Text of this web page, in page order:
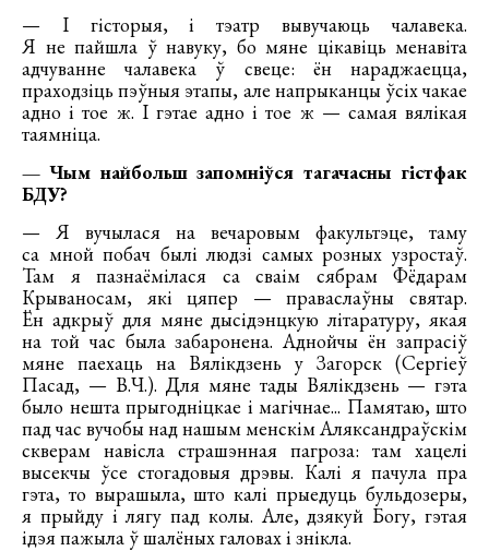
— І гісторыя, і тэатр вывучаюць чалавека.
Я не пайшла ў навуку, бо мяне цікавіць менавіта
адчуванне чалавека ў свеце: ён нараджаецца,
праходзіць пэўныя этапы, але напрыканцы ўсіх чакае
адно і тое ж. І гэтае адно і тое ж — самая вялікая
таямніца.
— Чым найбольш запомніўся тагачасны гістфак
БДУ?
— Я вучылася на вечаровым факультэце, таму
са мной побач былі людзі самых розных узростаў.
Там я пазнаёмілася са сваім сябрам Фёдарам
Крываносам, які цяпер — праваслаўны святар.
Ён адкрыў для мяне дысідэнцкую літаратуру, якая
на той час была забаронена. Аднойчы ён запрасіў
мяне паехаць на Вялікдзень у Загорск (Сергіеў
Пасад, — В.Ч.). Для мяне тады Вялікдзень — гэта
было нешта прыгодніцкае і магічнае... Памятаю, што
пад час вучобы над нашым менскім Аляксандраўскім
скверам навісла страшэнная пагроза: там хацелі
высекчы ўсе стогадовыя дрэвы. Калі я пачула пра
гэта, то вырашыла, што калі прыедуць бульдозеры,
я прыйду і лягу пад колы. Але, дзякуй Богу, гэтая
ідэя пажыла ў шалёных галовах і знікла.